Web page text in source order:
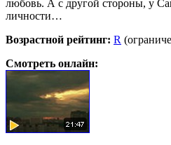
любовь. А с другой стороны, у
личности…
Возрастной рейтинг: R
Смотреть онлайн: